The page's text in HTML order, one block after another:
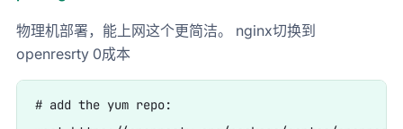
物理机部署，能上网这个更简洁。 nginx切换到
openresrty 0成本
# add the yum repo: